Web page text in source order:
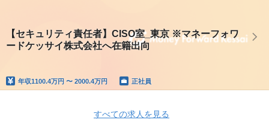
【セキュリティ責任者】CISO室_東京 ※マネーフォワ
ードケッサイ株式会社へ在籍出向
年収1100.4万円 〜 2000.4万円 正社員
すべての求人を見る